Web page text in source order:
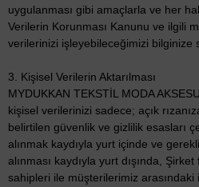
uygulanması gibi amaçlarla ve her
Verilerin Korunması Kanunu ve ilgili
verilerinizi işleyebileceğimizi bilginize
3. Kişisel Verilerin Aktarılması
MYDUKKAN TEKSTİL MODA
kişisel verilerinizi sadece; açık
belirtilen güvenlik ve gizlilik esasları
alınmak kaydıyla yurt içinde ve
alınması kaydıyla yurt dışında,
sahipleri ile müşterilerimiz arasındaki